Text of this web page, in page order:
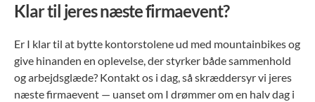
Klar til jeres næste firmaevent?
Er I klar til at bytte kontorstolene ud med mountainbikes og
give hinanden en oplevelse, der styrker både sammenhold
og arbejdsglæde? Kontakt os i dag, så skræddersyr vi jeres
næste firmaevent — uanset om I drømmer om en halv dag i